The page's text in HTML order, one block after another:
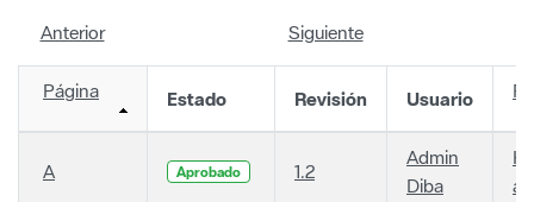
Anterior Siguiente
Página Estado Revisión Usuario
A Aprobado 1.2
Admin
Diba